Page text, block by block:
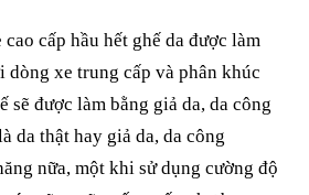
cấp hầu hết ghế da được làm
dòng xe trung cấp và phân khúc
sẽ được làm bằng giả da, da công
da thật hay giả da, da công
nữa, một khi sử dụng cường độ